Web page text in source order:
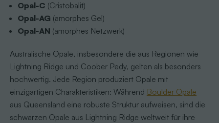
Opal-C (Cristobalit)
Opal-AG (amorphes Gel)
Opal-AN (amorphes Netzwerk)
Australische Opale, insbesondere die aus Regionen wie
Lightning Ridge und Coober Pedy, gelten als besonders
hochwertig. Jede Region produziert Opale mit
einzigartigen Charakteristiken: Während Boulder Opale
aus Queensland eine robuste Struktur aufweisen, sind die
schwarzen Opale aus Lightning Ridge weltweit für ihre